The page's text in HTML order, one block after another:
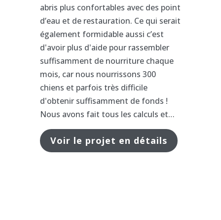
abris plus confortables avec des point
d’eau et de restauration. Ce qui serait
également formidable aussi c’est
d'avoir plus d'aide pour rassembler
suffisamment de nourriture chaque
mois, car nous nourrissons 300
chiens et parfois très difficile
d'obtenir suffisamment de fonds !
Nous avons fait tous les calculs et…
Voir le projet en détails